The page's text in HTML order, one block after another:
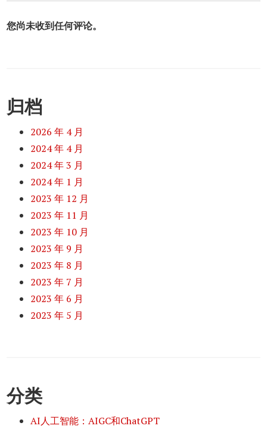
您尚未收到任何评论。
归档
2026 年 4 月
2024 年 4 月
2024 年 3 月
2024 年 1 月
2023 年 12 月
2023 年 11 月
2023 年 10 月
2023 年 9 月
2023 年 8 月
2023 年 7 月
2023 年 6 月
2023 年 5 月
分类
AI人工智能：AIGC和ChatGPT